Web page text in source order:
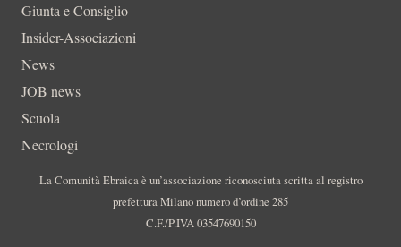
Giunta e Consiglio
Insider-Associazioni
News
JOB news
Scuola
Necrologi
La Comunità Ebraica è un’associazione riconosciuta scritta al registro
prefettura Milano numero d’ordine 285
C.F./P.IVA 03547690150